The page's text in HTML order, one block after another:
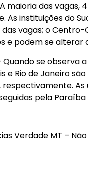
maioria das vagas,
As instituições do
das vagas; o
e podem se alterar
Quando se observa
e Rio de Janeiro
respectivamente.
pela Paraíba
Verdade MT –